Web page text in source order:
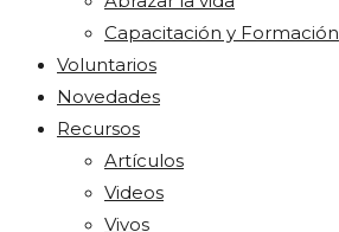
Capacitación y Formación
Voluntarios
Novedades
Recursos
Artículos
Videos
Vivos